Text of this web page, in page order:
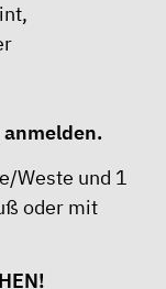
anmelden.
Weste und 1
oder mit